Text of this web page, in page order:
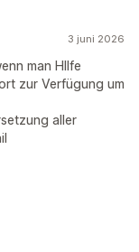
3 juni 2026
man HIlfe
zur Verfügung um
aller